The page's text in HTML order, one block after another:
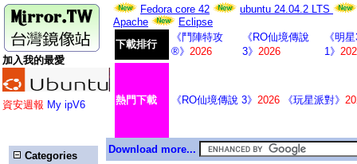
加入我的最愛
資安週報 My ipV6
Fedora core 42
ubuntu 24.04.2 LTS
Apache
Eclipse
下載排行
《鬥陣特攻
®》 2026
《RO仙境傳說
3》 2026
《明
1》
熱門下載 《RO仙境傳說 3》 2026 《玩星派對》
Categories
Download more...